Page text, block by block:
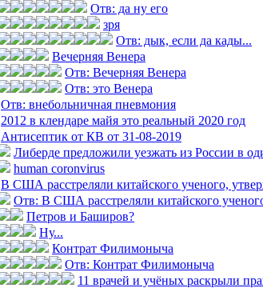
Отв: да ну его
зря
Отв: дык, если да кады...
Вечерняя Венера
Отв: Вечерняя Венера
Отв: это Венера
Отв: внебольничная пневмония
2012 в клендаре майя это реальный 2020 год
Антисептик от КВ от 31-08-2019
Либерде предложили уезжать из России в
human coronvirus
В США расстреляли китайского ученого,
Отв: В США расстреляли китайского
Петров и Баширов?
Ну...
Контрат Филимоныча
Отв: Контрат Филимоныча
11 врачей и учёных раскрыли